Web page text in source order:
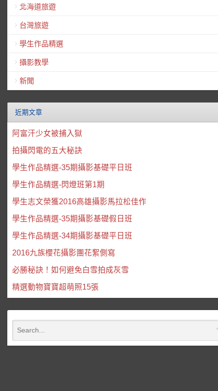
北海道旅遊
台灣旅遊
學生作品精選
攝影教學
新聞
近期文章
阿富汗少女被捕入獄
拍攝閃電的五大秘訣
學生作品精選-35期攝影基礎平日班
學生作品精選-閃燈班第1期
學生志文榮獲2016高雄攝影馬拉松佳作
學生作品精選-35期攝影基礎假日班
學生作品精選-34期攝影基礎平日班
2016九族櫻花攝影團花絮側寫
必勝秘訣！如何避免白雪拍成灰雪
精選動物寶寶超萌照15張